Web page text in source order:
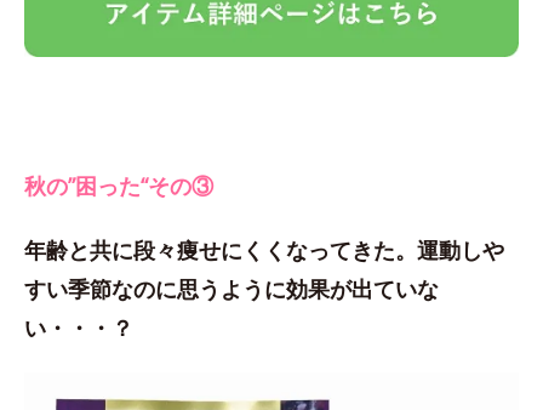
秋の”困った“その③
年齢と共に段々痩せにくくなってきた。運動しや
すい季節なのに思うように効果が出ていな
い・・・？